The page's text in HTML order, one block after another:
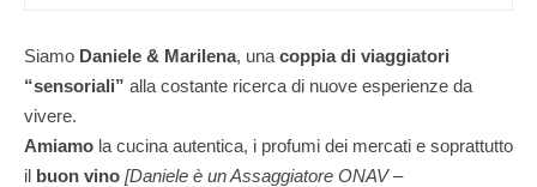
Siamo Daniele & Marilena, una coppia di viaggiatori
“sensoriali” alla costante ricerca di nuove esperienze da
vivere.
Amiamo la cucina autentica, i profumi dei mercati e soprattutto
il buon vino [Daniele è un Assaggiatore ONAV –